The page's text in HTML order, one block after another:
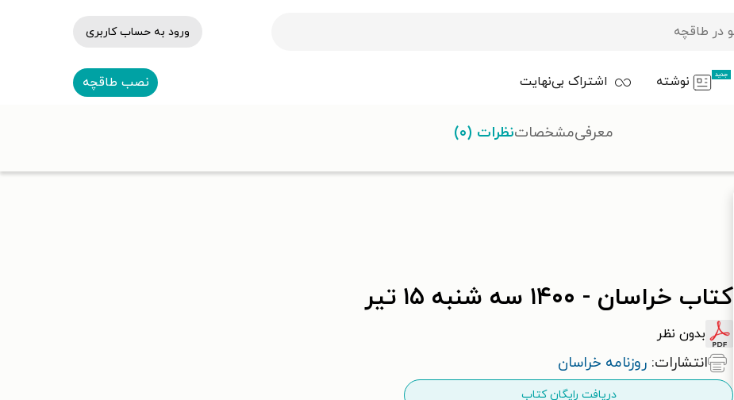
ورود به حساب کاربری
جدید نوشته اشتراک بی‌نهایت نصب طاقچه
کتاب خراسان - ۱۴۰۰ سه شنبه ۱۵ تير
بدون نظر
انتشارات: روزنامه خراسان
دریافت رایگان کتاب
معرفیمشخصاتنظرات (۰)